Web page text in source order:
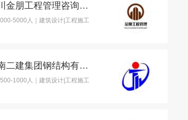
四川金朋工程管理咨询有限责任公司
5000人｜建筑设计|工程施工
河南二建集团钢结构有限公司
1000人｜建筑设计|工程施工